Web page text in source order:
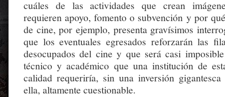
cuáles de las actividades que crean
requieren apoyo, fomento o subvención y por
de cine, por ejemplo, presenta gravísimos
que los eventuales egresados reforzarán las
desocupados del cine y que será casi
técnico y académico que una institución de
calidad requeriría, sin una inversión
ella, altamente cuestionable.